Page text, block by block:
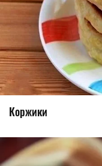
Коржики